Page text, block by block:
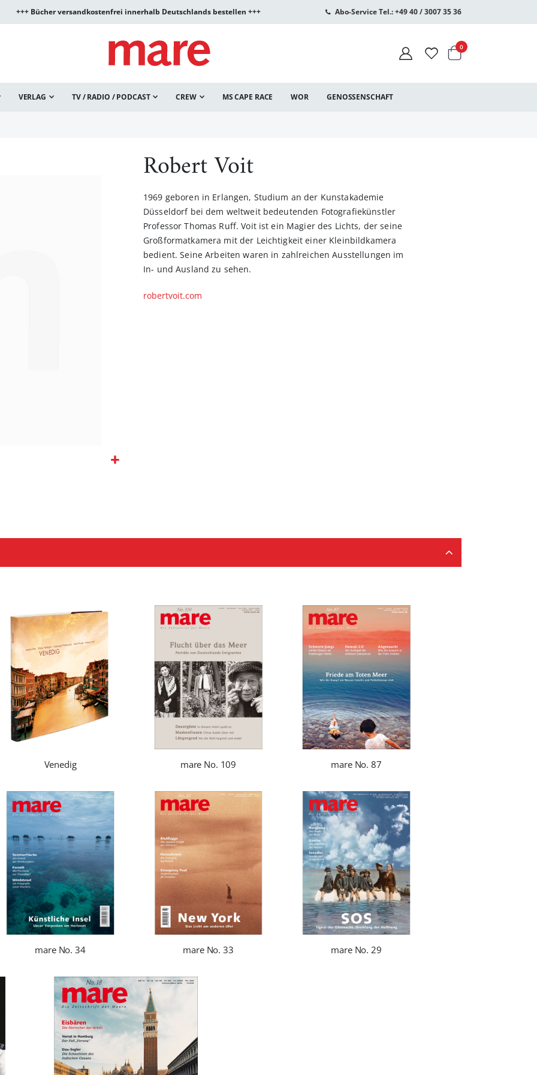
+++ Bücher versandkostenfrei innerhalb Deutschlands bestellen +++ Abo-Service Tel.: +49 40 / 3007 35 36
Warenkorb
0Artikel
VERLAG TV / RADIO / PODCAST CREW MS CAPE RACE WOR GENOSSENSCHAFT
Robert Voit
1969 geboren in Erlangen, Studium an der Kunstakademie
Düsseldorf bei dem weltweit bedeutenden Fotografiekünstler
Professor Thomas Ruff. Voit ist ein Magier des Lichts, der seine
Großformatkamera mit der Leichtigkeit einer Kleinbildkamera
bedient. Seine Arbeiten waren in zahlreichen Ausstellungen im
In- und Ausland zu sehen.
robertvoit.com
Venedig mare No. 109 mare No. 87
mare No. 34 mare No. 33 mare No. 29